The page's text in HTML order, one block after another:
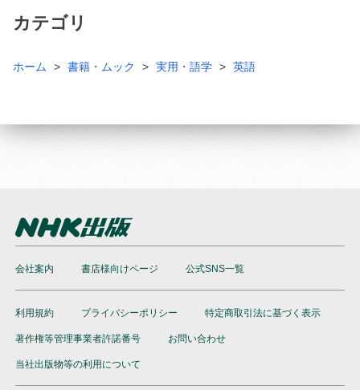
カテゴリ
ホーム 書籍・ムック 実用・語学 英語
会社案内 書店様向けページ 公式SNS一覧
利用規約 プライバシーポリシー 特定商取引法に基づく表示
著作権等管理事業者許諾番号 お問い合わせ
当社出版物等の利用について